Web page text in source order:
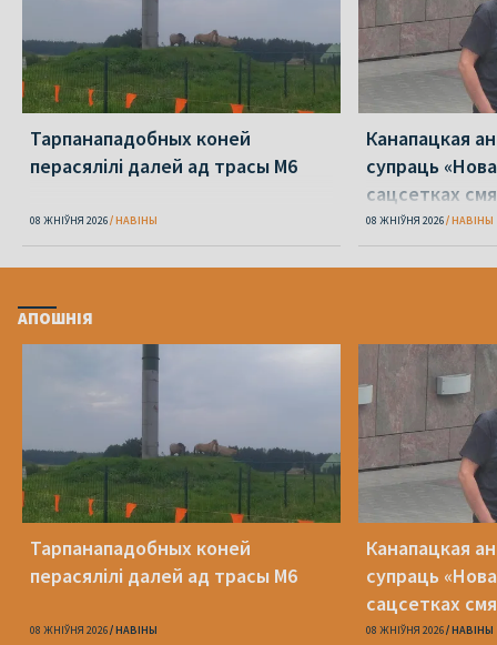
Тарпанападобных коней
перасялілі далей ад трасы М6
08 ЖНІЎНЯ 2026 НАВІНЫ
Канапацкая
супраць
сацсетках
адзін
08 ЖНІЎНЯ 2026 НАВІНЫ
АПОШНІЯ
Тарпанападобных коней
перасялілі далей ад трасы М6
08 ЖНІЎНЯ 2026 НАВІНЫ
Канапацкая
супраць
сацсетках
адзін
08 ЖНІЎНЯ 2026 НАВІНЫ